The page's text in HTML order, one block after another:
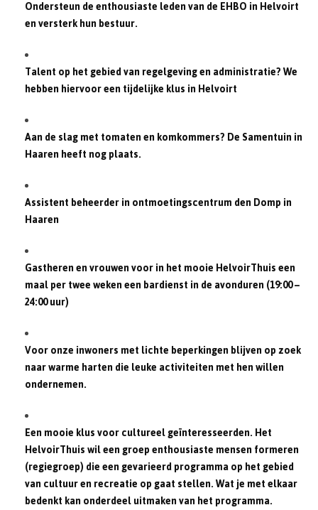
Ondersteun de enthousiaste leden van de EHBO in Helvoirt
en versterk hun bestuur.
Talent op het gebied van regelgeving en administratie? We
hebben hiervoor een tijdelijke klus in Helvoirt
Aan de slag met tomaten en komkommers? De Samentuin in
Haaren heeft nog plaats.
Assistent beheerder in ontmoetingscentrum den Domp in
Haaren
Gastheren en vrouwen voor in het mooie HelvoirThuis een
maal per twee weken een bardienst in de avonduren (19:00 –
24:00 uur)
Voor onze inwoners met lichte beperkingen blijven op zoek
naar warme harten die leuke activiteiten met hen willen
ondernemen.
Een mooie klus voor cultureel geïnteresseerden. Het
HelvoirThuis wil een groep enthousiaste mensen formeren
(regiegroep) die een gevarieerd programma op het gebied
van cultuur en recreatie op gaat stellen. Wat je met elkaar
bedenkt kan onderdeel uitmaken van het programma.